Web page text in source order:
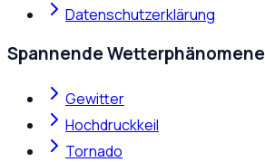
Datenschutzerklärung
Spannende Wetterphänomene
Gewitter
Hochdruckkeil
Tornado